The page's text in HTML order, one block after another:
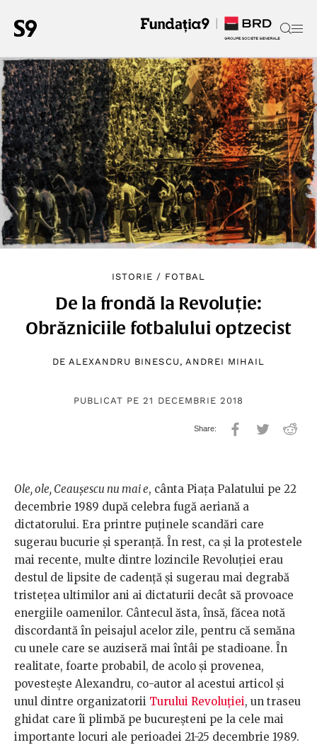
ISTORIE / FOTBAL
De la frondă la Revoluție:
Obrăzniciile fotbalului optzecist
DE ALEXANDRU BINESCU , ANDREI MIHAIL
PUBLICAT PE 21 DECEMBRIE 2018
Ole, ole, Ceaușescu nu mai e, cânta Piața Palatului pe 22
decembrie 1989 după celebra fugă aeriană a
dictatorului. Era printre puținele scandări care
sugerau bucurie și speranță. În rest, ca și la protestele
mai recente, multe dintre lozincile Revoluției erau
destul de lipsite de cadență și sugerau mai degrabă
tristețea ultimilor ani ai dictaturii decât să provoace
energiile oamenilor. Cântecul ăsta, însă, făcea notă
discordantă în peisajul acelor zile, pentru că semăna
cu unele care se auziseră mai întâi pe stadioane. În
realitate, foarte probabil, de acolo și provenea,
povestește Alexandru, co-autor al acestui articol și
unul dintre organizatorii Turului Revoluției, un traseu
ghidat care îi plimbă pe bucureșteni pe la cele mai
importante locuri ale perioadei 21-25 decembrie 1989.